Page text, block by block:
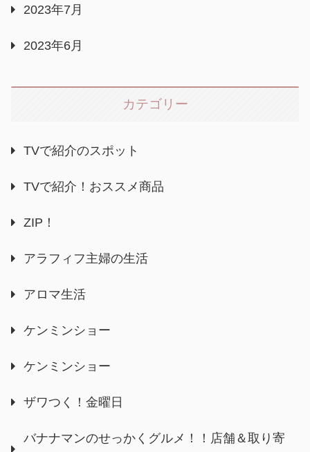
2023年7月
2023年6月
カテゴリー
TVで紹介のスポット
TVで紹介！おススメ商品
ZIP！
アラフィフ主婦の生活
アロマ生活
ケンミンショー
ケンミンショー
ザワつく！金曜日
バナナマンのせっかくグルメ！！店舗＆取り寄